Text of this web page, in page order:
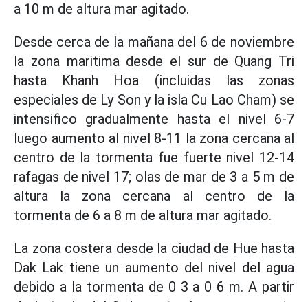
a 10 m de altura mar agitado.
Desde cerca de la mañana del 6 de noviembre
la zona maritima desde el sur de Quang Tri
hasta Khanh Hoa (incluidas las zonas
especiales de Ly Son y la isla Cu Lao Cham) se
intensifico gradualmente hasta el nivel 6-7
luego aumento al nivel 8-11 la zona cercana al
centro de la tormenta fue fuerte nivel 12-14
rafagas de nivel 17; olas de mar de 3 a 5 m de
altura la zona cercana al centro de la
tormenta de 6 a 8 m de altura mar agitado.
La zona costera desde la ciudad de Hue hasta
Dak Lak tiene un aumento del nivel del agua
debido a la tormenta de 0 3 a 0 6 m. A partir